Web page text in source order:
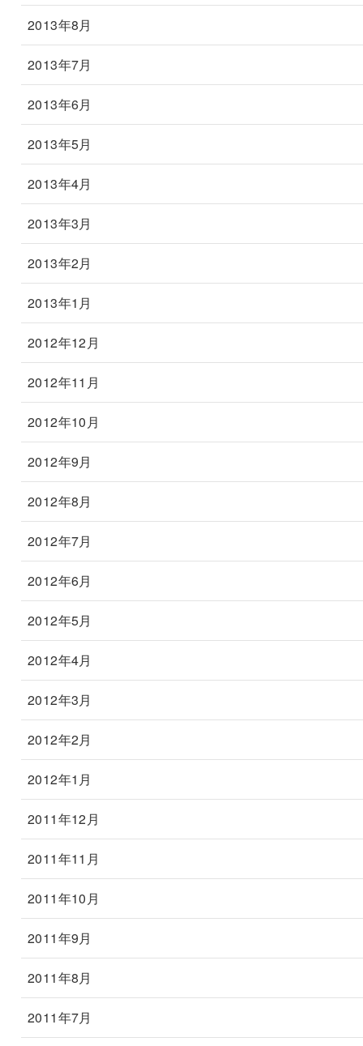
2013年8月
2013年7月
2013年6月
2013年5月
2013年4月
2013年3月
2013年2月
2013年1月
2012年12月
2012年11月
2012年10月
2012年9月
2012年8月
2012年7月
2012年6月
2012年5月
2012年4月
2012年3月
2012年2月
2012年1月
2011年12月
2011年11月
2011年10月
2011年9月
2011年8月
2011年7月